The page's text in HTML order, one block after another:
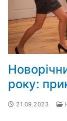
року:
21.09.2023